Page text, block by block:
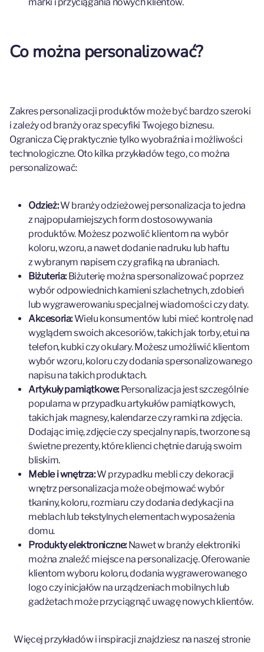
Co można personalizować?
Zakres personalizacji produktów może być bardzo szeroki
i zależy od branży oraz specyfiki Twojego biznesu.
Ogranicza Cię praktycznie tylko wyobraźnia i możliwości
technologiczne. Oto kilka przykładów tego, co można
personalizować:
Odzież:W branży odzieżowej personalizacja to jedna
z najpopularniejszych form dostosowywania
produktów. Możesz pozwolić klientom na wybór
koloru, wzoru, a nawet dodanie nadruku lub haftu
z wybranym napisem czy grafiką na ubraniach.
Biżuteria:Biżuterię można spersonalizować poprzez
wybór odpowiednich kamieni szlachetnych, zdobień
lub wygrawerowaniu specjalnej wiadomości czy daty.
Akcesoria:Wielu konsumentów lubi mieć kontrolę nad
wyglądem swoich akcesoriów, takich jak torby, etui na
telefon, kubki czy okulary. Możesz umożliwić klientom
wybór wzoru, koloru czy dodania spersonalizowanego
napisu na takich produktach.
Artykuły pamiątkowe:Personalizacja jest szczególnie
popularna w przypadku artykułów pamiątkowych,
takich jak magnesy, kalendarze czy ramki na zdjęcia.
Dodając imię, zdjęcie czy specjalny napis, tworzone są
świetne prezenty, które klienci chętnie darują swoim
bliskim.
Meble i wnętrza:W przypadku mebli czy dekoracji
wnętrz personalizacja może obejmować wybór
tkaniny, koloru, rozmiaru czy dodania dedykacji na
meblach lub tekstylnych elementach wyposażenia
domu.
Produkty elektroniczne:Nawet w branży elektroniki
można znaleźć miejsce na personalizację. Oferowanie
klientom wyboru koloru, dodania wygrawerowanego
logo czy inicjałów na urządzeniach mobilnych lub
gadżetach może przyciągnąć uwagę nowych klientów.
Więcej przykładów i inspiracji znajdziesz na naszej stronie